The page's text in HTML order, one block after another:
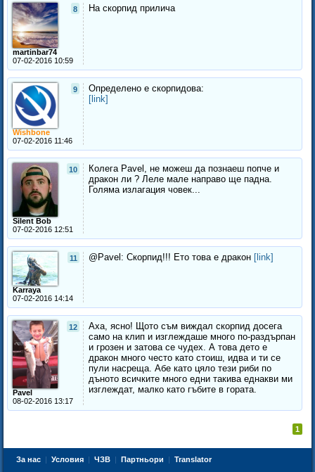
8
martinbar74
07-02-2016 10:59
На скорпид прилича
9
Wishbone
07-02-2016 11:46
Определено е скорпидова:
[link]
10
Silent Bob
07-02-2016 12:51
Колега Pavel, не можеш да познаеш попче и
дракон ли ? Леле мале направо ще падна.
Голяма излагация човек...
11
Karraya
07-02-2016 14:14
@Pavel: Скорпид!!! Ето това е дракон [link]
12
Pavel
08-02-2016 13:17
Аха, ясно! Щото съм виждал скорпид досега
само на клип и изглеждаше много по-раздърпан
и грозен и затова се чудех. А това дето е
дракон много често като стоиш, идва и ти се
пули насреща. Абе като цяло тези риби по
дъното всичките много едни такива еднакви ми
изглеждат, малко като гъбите в гората.
1
За нас | Условия | ЧЗВ | Партньори | Translator